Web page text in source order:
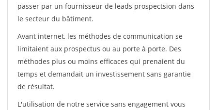
passer par un fournisseur de leads prospectsion dans
le secteur du bâtiment.
Avant internet, les méthodes de communication se
limitaient aux prospectus ou au porte à porte. Des
méthodes plus ou moins efficaces qui prenaient du
temps et demandait un investissement sans garantie
de résultat.
L'utilisation de notre service sans engagement vous